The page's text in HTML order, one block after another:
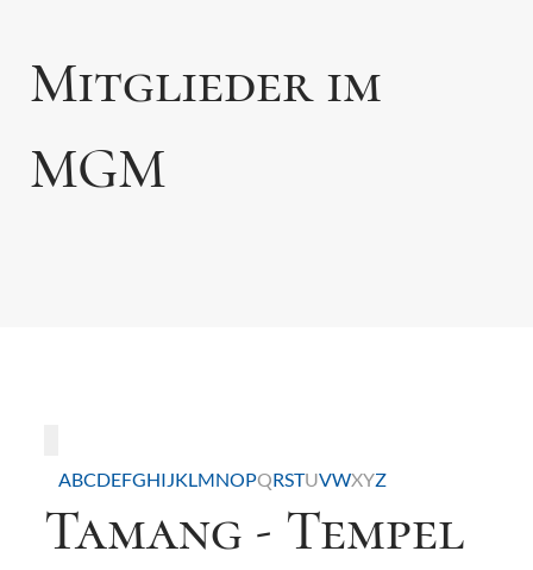
Mitglieder im
MGM
ABCDEFGHIJKLMNOPQRSTUVWXYZ
Tamang - Tempel